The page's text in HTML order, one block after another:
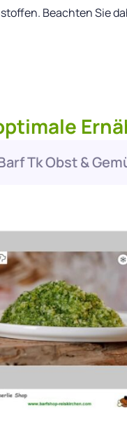
Beachten Sie
Tk Obst &